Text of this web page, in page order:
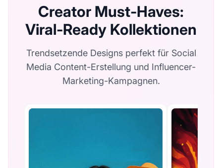
Creator Must-Haves:
Viral-Ready Kollektionen
Trendsetzende Designs perfekt für Social
Media Content-Erstellung und Influencer-
Marketing-Kampagnen.